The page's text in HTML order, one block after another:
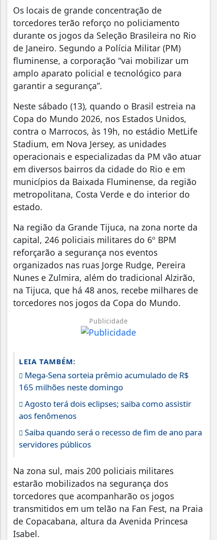
Os locais de grande concentração de
torcedores terão reforço no policiamento
durante os jogos da Seleção Brasileira no Rio
de Janeiro. Segundo a Polícia Militar (PM)
fluminense, a corporação “vai mobilizar um
amplo aparato policial e tecnológico para
garantir a segurança”.
Neste sábado (13), quando o Brasil estreia na
Copa do Mundo 2026, nos Estados Unidos,
contra o Marrocos, às 19h, no estádio MetLife
Stadium, em Nova Jersey, as unidades
operacionais e especializadas da PM vão atuar
em diversos bairros da cidade do Rio e em
municípios da Baixada Fluminense, da região
metropolitana, Costa Verde e do interior do
estado.
Na região da Grande Tijuca, na zona norte da
capital, 246 policiais militares do 6º BPM
reforçarão a segurança nos eventos
organizados nas ruas Jorge Rudge, Pereira
Nunes e Zulmira, além do tradicional Alzirão,
na Tijuca, que há 48 anos, recebe milhares de
torcedores nos jogos da Copa do Mundo.
Publicidade
LEIA TAMBÉM:
Mega-Sena sorteia prêmio acumulado de R$
165 milhões neste domingo
Agosto terá dois eclipses; saiba como assistir
aos fenômenos
Saiba quando será o recesso de fim de ano para
servidores públicos
Na zona sul, mais 200 policiais militares
estarão mobilizados na segurança dos
torcedores que acompanharão os jogos
transmitidos em um telão na Fan Fest, na Praia
de Copacabana, altura da Avenida Princesa
Isabel.